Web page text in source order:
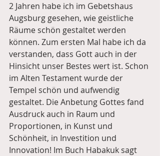
2 Jahren habe ich im Gebetshaus
Augsburg gesehen, wie geistliche
Räume schön gestaltet werden
können. Zum ersten Mal habe ich da
verstanden, dass Gott auch in der
Hinsicht unser Bestes wert ist. Schon
im Alten Testament wurde der
Tempel schön und aufwendig
gestaltet. Die Anbetung Gottes fand
Ausdruck auch in Raum und
Proportionen, in Kunst und
Schönheit, in Investition und
Innovation! Im Buch Habakuk sagt